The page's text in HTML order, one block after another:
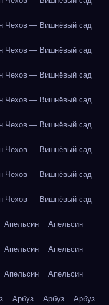
Чехов — Вишнёвый сад
Чехов — Вишнёвый сад
Чехов — Вишнёвый сад
Чехов — Вишнёвый сад
Чехов — Вишнёвый сад
Чехов — Вишнёвый сад
Чехов — Вишнёвый сад
Чехов — Вишнёвый сад
Апельсин Апельсин
Апельсин Апельсин
Апельсин Апельсин
Арбуз Арбуз Арбуз